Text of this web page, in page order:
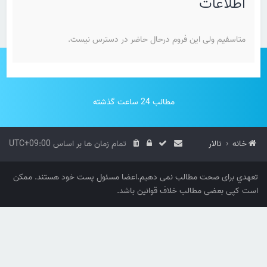
متاسفیم ولی این فروم درحال حاضر در دسترس نیست.
مطالب 24 ساعت گذشته
خانه تالار تمام زمان ها بر اساس UTC+09:00
تعهدي برای صحت مطالب نمی دهیم.اعضا مسئول پست خود هستند. ممکن
است کپی بعضی مطالب خلاف قوانین باشد.